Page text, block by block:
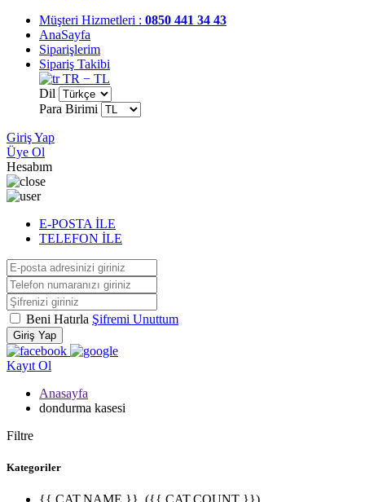
Müşteri Hizmetleri : 0850 441 34 43
AnaSayfa
Siparişlerim
Sipariş Takibi
TR − TL
Dil
Para Birimi
Giriş Yap
Üye Ol
Hesabım
E-POSTA İLE
TELEFON İLE
Beni Hatırla Şifremi Unuttum
Giriş Yap
Kayıt Ol
Anasayfa
dondurma kasesi
Filtre
Kategoriler